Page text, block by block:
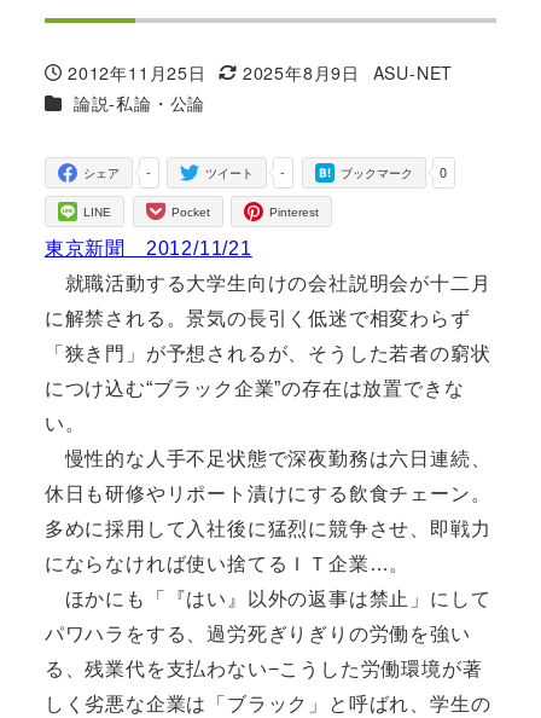
投稿日
2012年11月25日
更新日
2025年8月9日
著
ASU-NET
カテゴリー
論説-私論・公論
-
シェア -
ツイート 0
ブックマーク
LINE Pocket Pinterest
東京新聞 2012/11/21
就職活動する大学生向けの会社説明会が十二月
に解禁される。景気の長引く低迷で相変わらず
「狭き門」が予想されるが、そうした若者の窮状
につけ込む“ブラック企業”の存在は放置できな
い。
慢性的な人手不足状態で深夜勤務は六日連続、
休日も研修やリポート漬けにする飲食チェーン。
多めに採用して入社後に猛烈に競争させ、即戦力
にならなければ使い捨てるＩＴ企業…。
ほかにも「『はい』以外の返事は禁止」にして
パワハラをする、過労死ぎりぎりの労働を強い
る、残業代を支払わない−こうした労働環境が著
しく劣悪な企業は「ブラック」と呼ばれ、学生の